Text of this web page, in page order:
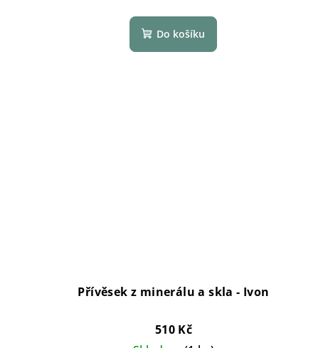
Do košíku
Přívěsek z minerálu a skla - Ivon
510 Kč